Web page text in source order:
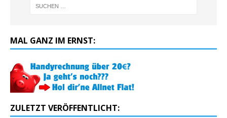
MAL GANZ IM ERNST:
ZULETZT VERÖFFENTLICHT: